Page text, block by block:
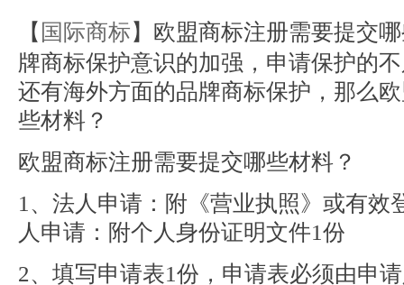
【 国际商标】欧盟商标注册需要提交
牌商标保护意识的加强，申请保护的
还有海外方面的品牌商标保护，那么
些材料？
欧盟商标注册需要提交哪些材料？
1、法人申请：附《营业执照》或有效
人申请：附个人身份证明文件1份
2、填写申请表1份，申请表必须由申